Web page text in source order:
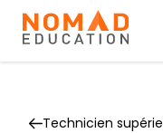
Technicien